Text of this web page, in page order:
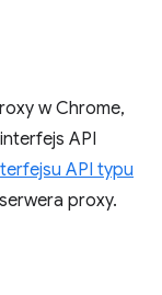
w Chrome,
API
API typu
proxy.